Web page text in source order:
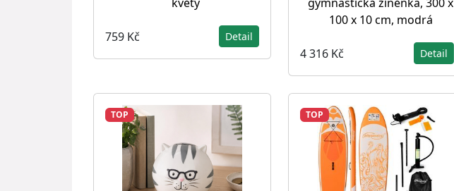
759 Kč Detail
100 x 10 cm, modrá
4 316 Kč Detail
TOP TOP